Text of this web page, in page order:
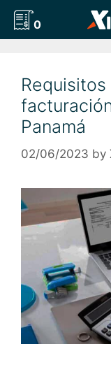
0
Panamá
02/06/2023 by